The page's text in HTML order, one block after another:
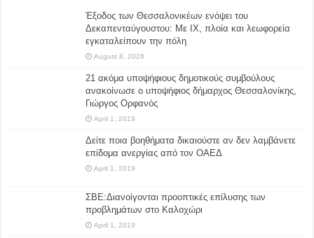
Έξοδος των Θεσσαλονικέων ενόψει του
Δεκαπενταύγουστου: Με ΙΧ, πλοία και λεωφορεία
εγκαταλείπουν την πόλη
August 8, 2026
21 ακόμα υποψήφιους δημοτικούς συμβούλους
ανακοίνωσε ο υποψήφιος δήμαρχος Θεσσαλονίκης,
Γιώργος Ορφανός
April 1, 2019
Δείτε ποια βοηθήματα δικαιούστε αν δεν λαμβάνετε
επίδομα ανεργίας από τον ΟΑΕΔ
April 1, 2019
ΣΒΕ:Διανοίγονται προοπτικές επίλυσης των
προβλημάτων στο Καλοχώρι
April 1, 2019